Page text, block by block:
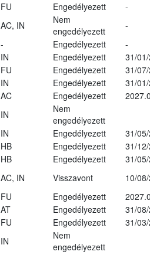
FU Engedélyezett
-
AC, IN
Nem
engedélyezett
-
- Engedélyezett
-
IN Engedélyezett
31/
FU Engedélyezett
31/
IN Engedélyezett
31/
AC Engedélyezett
IN
Nem
engedélyezett
IN Engedélyezett
31/
HB Engedélyezett
31/
HB Engedélyezett
31/
AC, IN Visszavont
10/
FU Engedélyezett
AT Engedélyezett
31/
FU Engedélyezett
31/
IN
Nem
engedélyezett